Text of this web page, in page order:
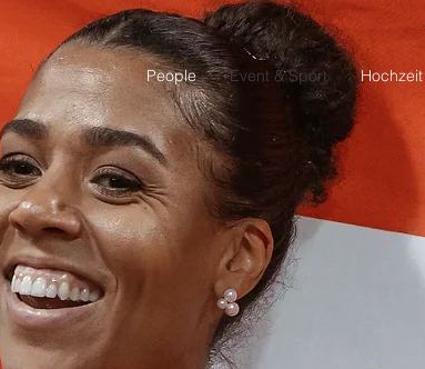
People Event & Sport Hochzeit